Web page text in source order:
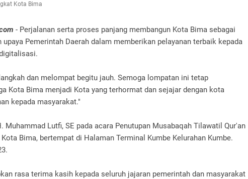
Kota Bima
- Perjalanan serta proses panjang membangun Kota Bima sebagai
Pemerintah Daerah dalam memberikan pelayanan terbaik kepada
dan melompat begitu jauh. Semoga lompatan ini tetap
Kota Bima menjadi Kota yang terhormat dan sejajar dengan kota
kepada masyarakat."
Muhammad Lutfi, SE pada acara Penutupan Musabaqah Tilawatil Qur'an
Bima, bertempat di Halaman Terminal Kumbe Kelurahan Kumbe.
rasa terima kasih kepada seluruh jajaran pemerintah dan masyarakat